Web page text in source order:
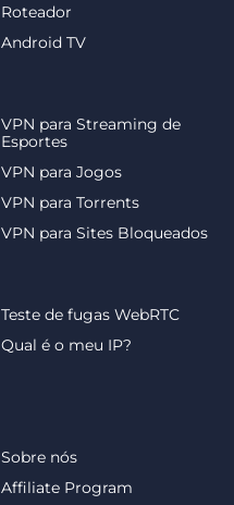
Roteador
Android TV
VPN para Streaming de
Esportes
VPN para Jogos
VPN para Torrents
VPN para Sites Bloqueados
Sobre nós
Affiliate Program
Teste de fugas WebRTC
Qual é o meu IP?